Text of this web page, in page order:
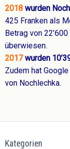
2018 wurden
425 Franken als
Betrag von
überwiesen.
2017 wurden
Zudem hat
von Nochlechka.
Kategorien